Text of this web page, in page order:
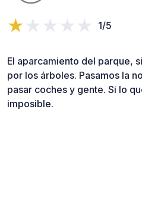
1/5
El aparcamiento del parque,
por los árboles. Pasamos la
pasar coches y gente. Si lo
imposible.